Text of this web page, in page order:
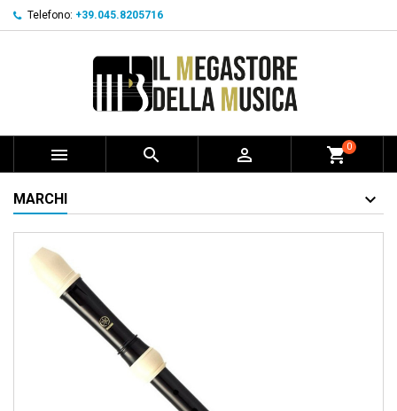
Telefono: +39.045.8205716
   shopping_cart0
MARCHI